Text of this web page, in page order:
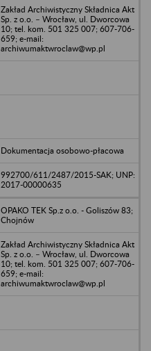
Zakład Archiwistyczny Składnica Akt
Sp. z o.o. – Wrocław, ul. Dworcowa
10; tel. kom. 501 325 007; 607-706-
659; e-mail:
archiwumaktwroclaw@wp.pl
Dokumentacja osobowo-płacowa
992700/611/2487/2015-SAK; UNP:
2017-00000635
OPAKO TEK Sp.z o.o. - Goliszów 83;
Chojnów
Zakład Archiwistyczny Składnica Akt
Sp. z o.o. – Wrocław, ul. Dworcowa
10; tel. kom. 501 325 007; 607-706-
659; e-mail:
archiwumaktwroclaw@wp.pl